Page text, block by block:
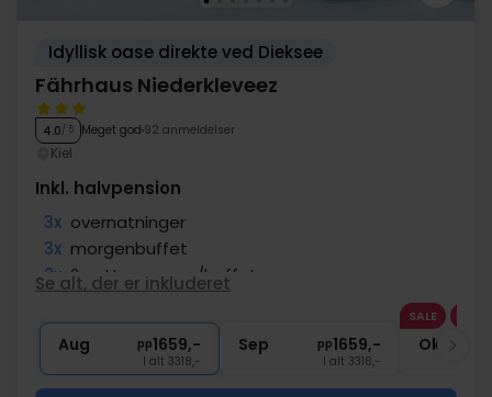
Idyllisk oase direkte ved Dieksee
Fährhaus Niederkleveez
4.0/ 5 Meget god 92 anmeldelser
Kiel
Inkl. halvpension
3x overnatninger
3x morgenbuffet
2x 2-retters menu/buffet
∞ 10% rabat i Neumünster Outlet
Se alt, der er inkluderet
Aug pp1659,-
I alt 3318,-
Sep pp1659,-
I alt 3318,-
SALE
Okt